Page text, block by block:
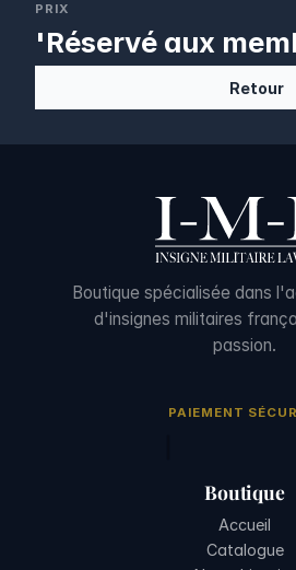
PRIX
'Réservé aux
Retour
Boutique spécialisée dans
d'insignes militaires
passion.
PAIEMENT
Boutique
Accueil
Catalogue